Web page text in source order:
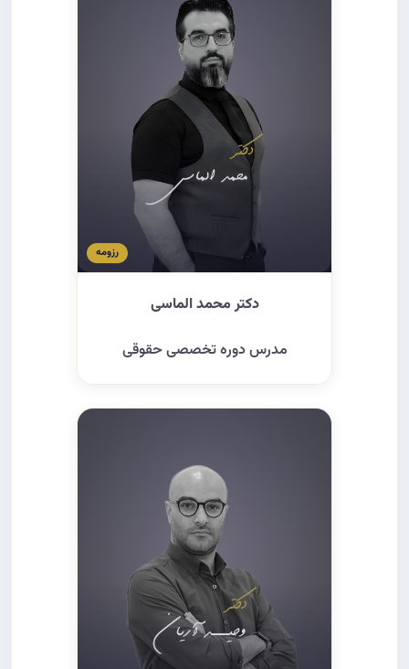
متقاعدسازی مالکین ۵
قرض الحسنه
سکرت کار کردن
سکرت کار کردن
پیدا کردن سازندگان جدید
۲۷
۲۸ قدر السهم
رزومه
دکتر محمد الماسی
مدرس دوره تخصصی حقوقی